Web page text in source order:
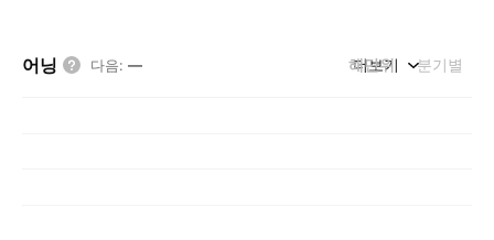
어닝 다음: — 해단위 분기별
더보기